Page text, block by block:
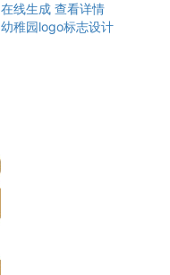
在线生成 查看详情
幼稚园logo标志设计